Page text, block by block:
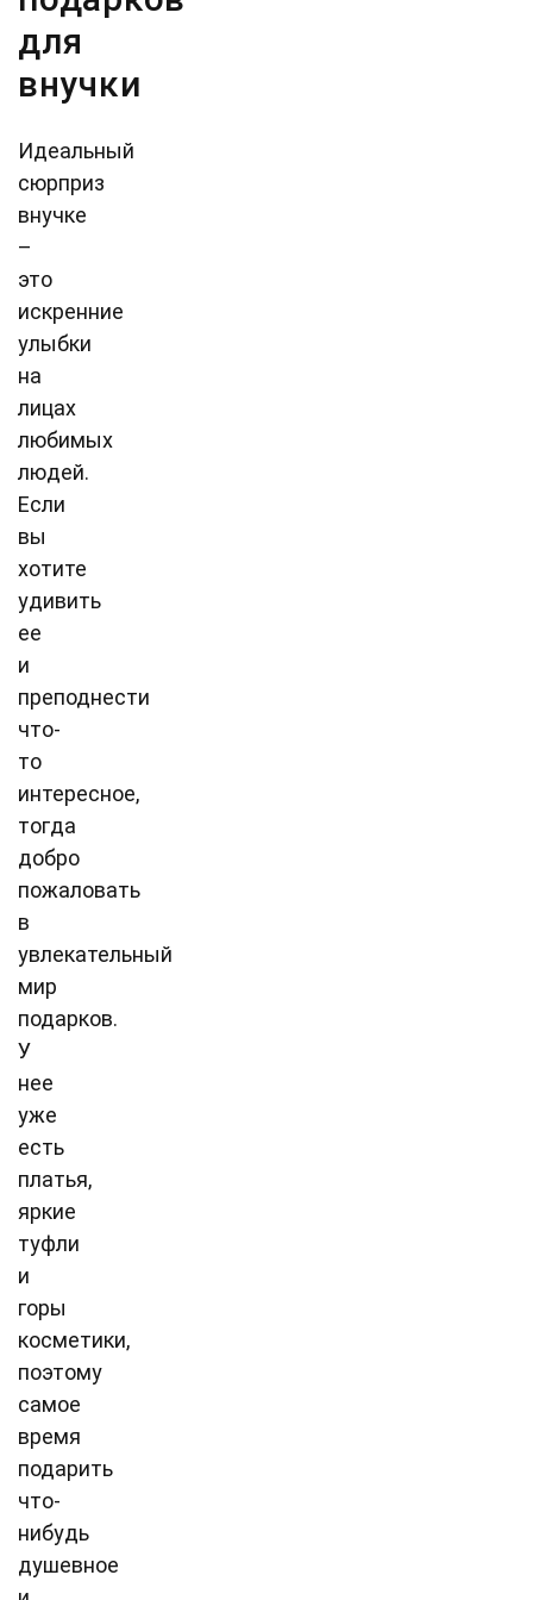
для
внучки
Идеальный
сюрприз
внучке
–
это
искренние
улыбки
на
лицах
любимых
людей.
Если
вы
хотите
удивить
ее
и
преподнести
что-
то
интересное,
тогда
добро
пожаловать
в
увлекательный
мир
подарков.
У
нее
уже
есть
платья,
яркие
туфли
и
горы
косметики,
поэтому
самое
время
подарить
что-
нибудь
душевное